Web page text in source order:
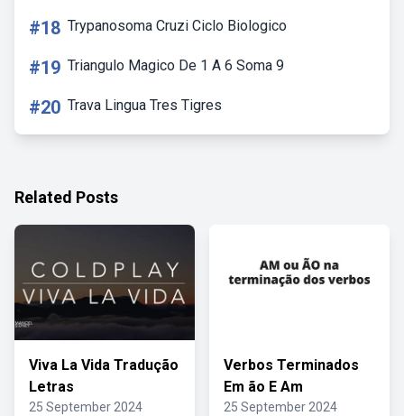
#18 Trypanosoma Cruzi Ciclo Biologico
#19 Triangulo Magico De 1 A 6 Soma 9
#20 Trava Lingua Tres Tigres
Related Posts
Viva La Vida Tradução
Letras
25 September 2024
Verbos Terminados
Em ão E Am
25 September 2024